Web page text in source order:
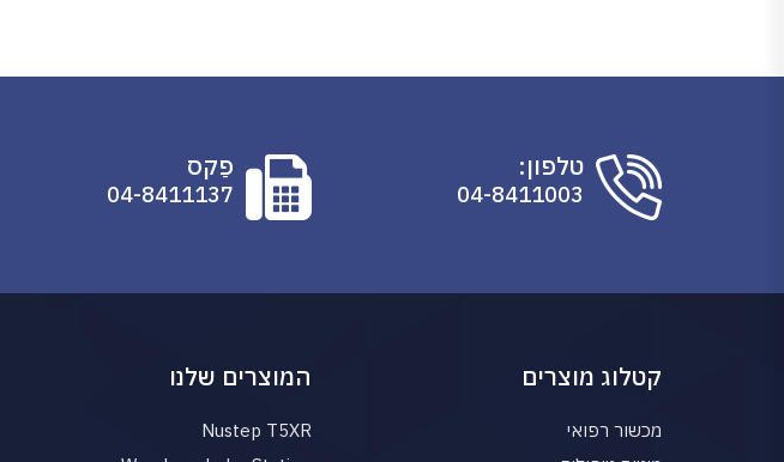
טלפון:
04-8411003
פַקס
04-8411137
קטלוג מוצרים
מכשור רפואי
המוצרים שלנו
Nustep T5XR